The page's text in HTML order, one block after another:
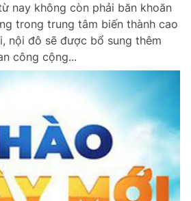
nay không còn phải băn khoăn
trong trung tâm biến thành cao
nội đô sẽ được bổ sung thêm
công cộng...